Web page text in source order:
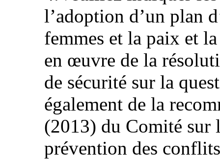
l’adoption d’un plan
femmes et la paix et
en œuvre de la
de sécurité sur la
également de la
(2013) du Comité sur
prévention des